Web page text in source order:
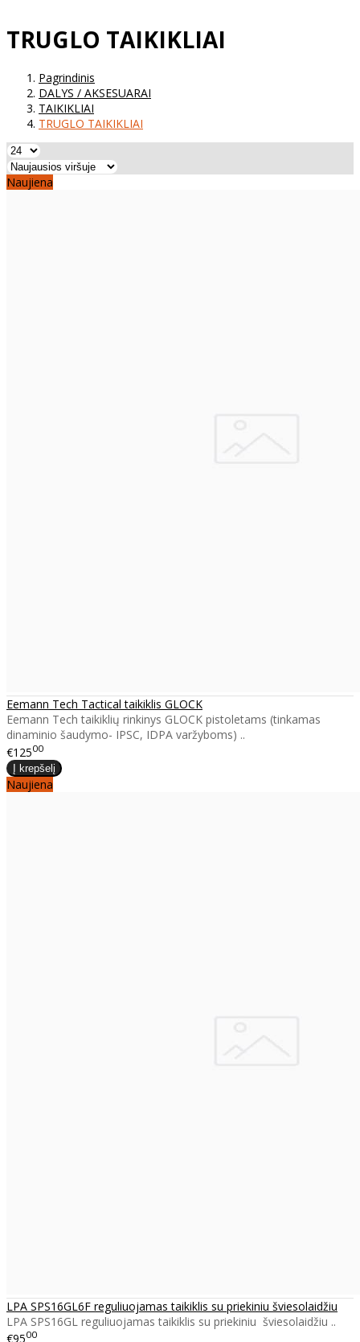
TRUGLO TAIKIKLIAI
Pagrindinis
DALYS / AKSESUARAI
TAIKIKLIAI
TRUGLO TAIKIKLIAI
Naujiena
Eemann Tech Tactical taikiklis GLOCK
Eemann Tech taikiklių rinkinys GLOCK pistoletams (tinkamas
dinaminio šaudymo- IPSC, IDPA varžyboms) ..
€12500
Naujiena
LPA SPS16GL6F reguliuojamas taikiklis su priekiniu šviesolaidžiu
LPA SPS16GL reguliuojamas taikiklis su priekiniu šviesolaidžiu ..
€9500